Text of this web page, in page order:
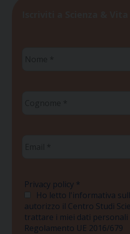
Privacy policy *
Ho letto l'informativa
autorizzo il Centro Studi
trattare i miei dati personali
Regolamento UE 2016/679